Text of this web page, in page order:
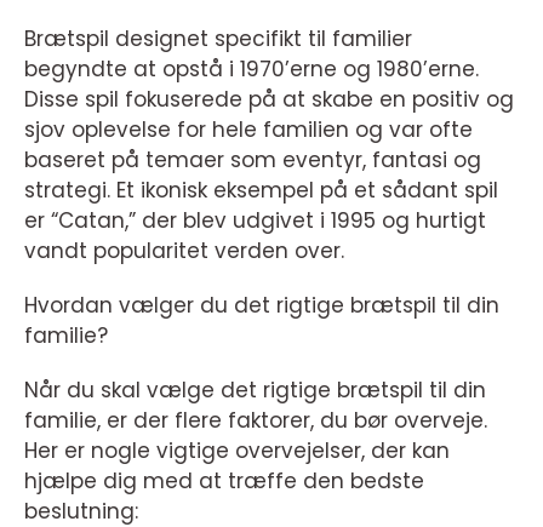
Brætspil designet specifikt til familier
begyndte at opstå i 1970’erne og 1980’erne.
Disse spil fokuserede på at skabe en positiv og
sjov oplevelse for hele familien og var ofte
baseret på temaer som eventyr, fantasi og
strategi. Et ikonisk eksempel på et sådant spil
er “Catan,” der blev udgivet i 1995 og hurtigt
vandt popularitet verden over.
Hvordan vælger du det rigtige brætspil til din
familie?
Når du skal vælge det rigtige brætspil til din
familie, er der flere faktorer, du bør overveje.
Her er nogle vigtige overvejelser, der kan
hjælpe dig med at træffe den bedste
beslutning: